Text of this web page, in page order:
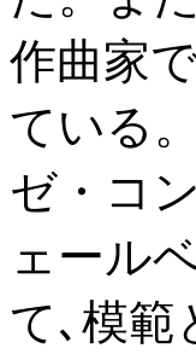
作曲家
ている
ゼ・コ
ェール
て､模範